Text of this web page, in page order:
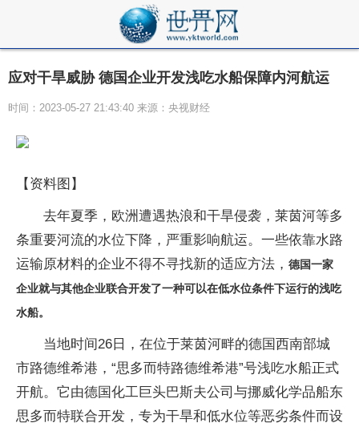
应对干旱威胁 德国企业开发浅吃水船保障内河航运
时间：2023-05-27 21:43:40 来源：央视财经
【资料图】
去年夏季，欧洲遭遇热浪和干旱侵袭，莱茵河等多
条重要河流的水位下降，严重影响航运。一些依靠水路
运输原材料的企业不得不寻找新的适应方法， 德国一家
企业就与其他企业联合开发了一种可以在低水位条件下运行的浅吃
水船。
当地时间26日，在位于莱茵河畔的德国西南部城
市路德维希港，“思多而特路德维希港”号浅吃水船正式
开航。它由德国化工巨头巴斯夫公司与挪威化学品船东
思多而特联合开发，专为干旱和低水位等恶劣条件而设